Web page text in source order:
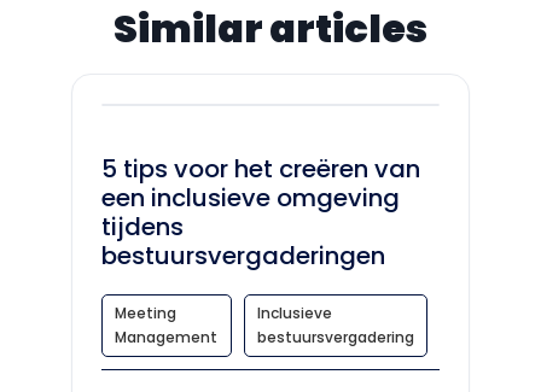
Similar articles
5 tips voor het creëren van
een inclusieve omgeving
tijdens
bestuursvergaderingen
Meeting
Management
Inclusieve
bestuursvergadering